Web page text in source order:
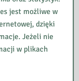
maila do
skanu
jest możliwe w
dzięki
Jeżeli nie
w plikach